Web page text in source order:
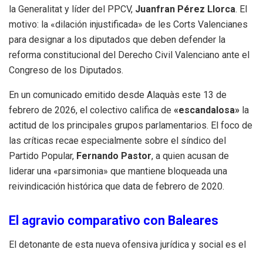
la Generalitat y líder del PPCV, Juanfran Pérez Llorca. El
motivo: la «dilación injustificada» de les Corts Valencianes
para designar a los diputados que deben defender la
reforma constitucional del Derecho Civil Valenciano ante el
Congreso de los Diputados.
En un comunicado emitido desde Alaquàs este 13 de
febrero de 2026, el colectivo califica de «escandalosa» la
actitud de los principales grupos parlamentarios. El foco de
las críticas recae especialmente sobre el síndico del
Partido Popular, Fernando Pastor, a quien acusan de
liderar una «parsimonia» que mantiene bloqueada una
reivindicación histórica que data de febrero de 2020.
El agravio comparativo con Baleares
El detonante de esta nueva ofensiva jurídica y social es el